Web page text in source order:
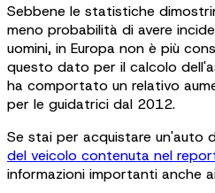
Sebbene le statistiche
meno probabilità di avere
uomini, in Europa non è più
questo dato per il calcolo
ha comportato un relativo
per le guidatrici dal 2012.
Se stai per acquistare un'auto
del veicolo contenuta nel
informazioni importanti anche